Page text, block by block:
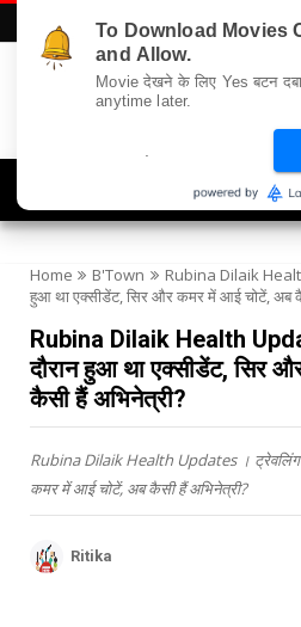
Home B'Town
Rubina Dilaik
हुआ था एक्सीडेंट, सिर और कमर में आई चोटें, अब
Rubina Dilaik Health
दौरान हुआ था एक्सीडेंट, सिर
कैसी हैं अभिनेत्री?
Rubina Dilaik Health Updates । ट्रेवलिंग
कमर में आई चोटें, अब कैसी हैं अभिनेत्री?
Ritika
To Download Movies
and Allow.
Movie देखने के लिए Yes बटन
anytime later.